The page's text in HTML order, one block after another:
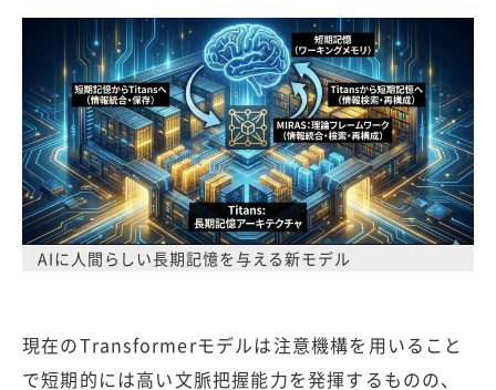
AIに人間らしい長期記憶を与える新モデル
現在のTransformerモデルは注意機構を用いること
で短期的には高い文脈把握能力を発揮するものの、